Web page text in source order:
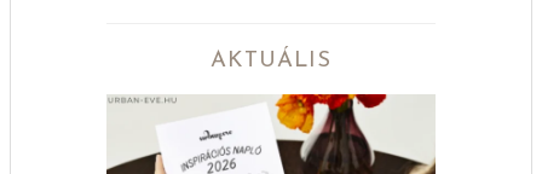
AKTUÁLIS